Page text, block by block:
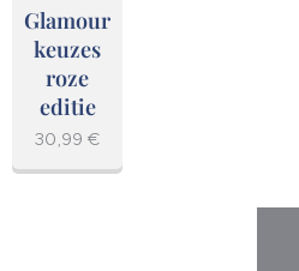
Glamoureuze
keuzes
roze
editie
30,99 €